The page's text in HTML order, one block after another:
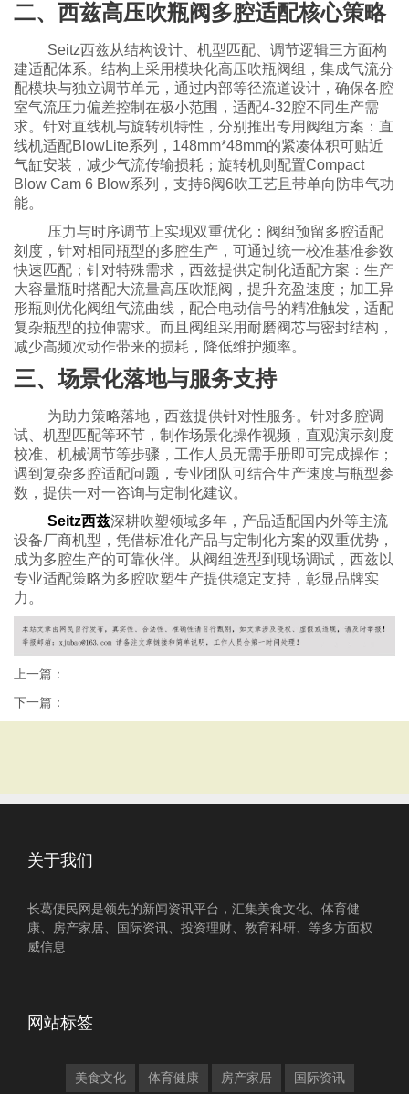
二、西兹高压吹瓶阀多腔适配核心策略
Seitz西兹从结构设计、机型匹配、调节逻辑三方面构
建适配体系。结构上采用模块化高压吹瓶阀组，集成气流分
配模块与独立调节单元，通过内部等径流道设计，确保各腔
室气流压力偏差控制在极小范围，适配4-32腔不同生产需
求。针对直线机与旋转机特性，分别推出专用阀组方案：直
线机适配BlowLite系列，148mm*48mm的紧凑体积可贴近
气缸安装，减少气流传输损耗；旋转机则配置Compact
Blow Cam 6 Blow系列，支持6阀6吹工艺且带单向防串气功
能。
压力与时序调节上实现双重优化：阀组预留多腔适配
刻度，针对相同瓶型的多腔生产，可通过统一校准基准参数
快速匹配；针对特殊需求，西兹提供定制化适配方案：生产
大容量瓶时搭配大流量高压吹瓶阀，提升充盈速度；加工异
形瓶则优化阀组气流曲线，配合电动信号的精准触发，适配
复杂瓶型的拉伸需求。而且阀组采用耐磨阀芯与密封结构，
减少高频次动作带来的损耗，降低维护频率。
三、场景化落地与服务支持
为助力策略落地，西兹提供针对性服务。针对多腔调
试、机型匹配等环节，制作场景化操作视频，直观演示刻度
校准、机械调节等步骤，工作人员无需手册即可完成操作；
遇到复杂多腔适配问题，专业团队可结合生产速度与瓶型参
数，提供一对一咨询与定制化建议。
Seitz西兹深耕吹塑领域多年，产品适配国内外等主流
设备厂商机型，凭借标准化产品与定制化方案的双重优势，
成为多腔生产的可靠伙伴。从阀组选型到现场调试，西兹以
专业适配策略为多腔吹塑生产提供稳定支持，彰显品牌实
力。
上一篇：
下一篇：
关于我们
长葛便民网是领先的新闻资讯平台，汇集美食文化、体育健
康、房产家居、国际资讯、投资理财、教育科研、等多方面权
威信息
网站标签
美食文化 体育健康 房产家居 国际资讯